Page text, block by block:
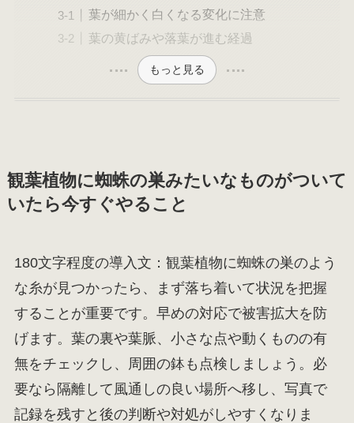
葉が細かく白くなる変化に注意
葉の黄ばみや落葉が進む経過
もっと見る
観葉植物に蜘蛛の巣みたいなものがついて
いたら今すぐやること
180文字程度の導入文：観葉植物に蜘蛛の巣のよう
な糸が見つかったら、まず落ち着いて状況を把握
することが重要です。早めの対応で被害拡大を防
げます。葉の裏や葉脈、小さな点や動くものの有
無をチェックし、周囲の鉢も点検しましょう。必
要なら隔離して風通しの良い場所へ移し、写真で
記録を残すと後の判断や対処がしやすくなりま